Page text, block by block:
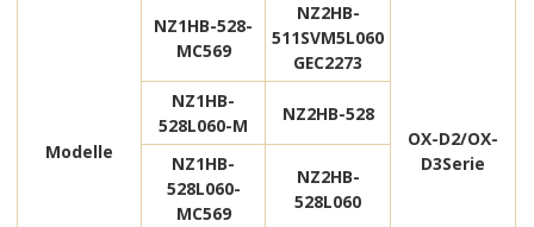
Modelle
OX-D2/OX-
D3Serie
NZ1HB-528-
MC569
NZ2HB-
511SVM5L060
GEC2273
NZ1HB-
528L060-M
NZ2HB-528
NZ1HB-
528L060-
MC569
NZ2HB-
528L060